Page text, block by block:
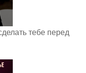
тебе перед